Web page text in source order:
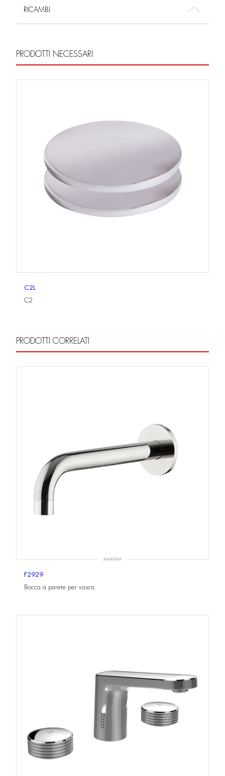
RICAMBI
PRODOTTI NECESSARI
C2L
C2
PRODOTTI CORRELATI
MAXIMA
F2929
Bocca a parete per vasca